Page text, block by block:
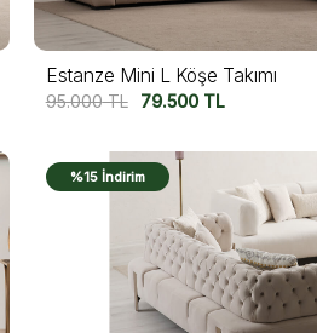
Estanze Mini L Köşe Takımı
95.000TL 79.500TL
%15 İndirim